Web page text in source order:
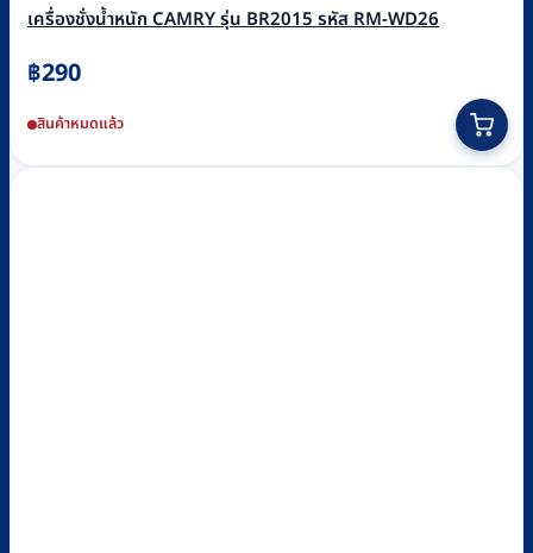
เครื่องชั่งน้ำหนัก CAMRY รุ่น BR2015 รหัส RM-WD26
฿290
สินค้าหมดแล้ว
product
has